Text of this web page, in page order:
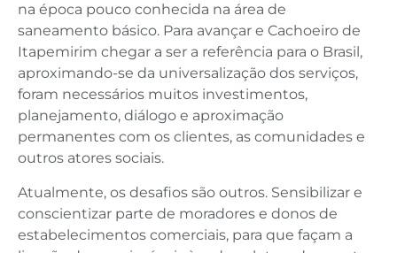
na época pouco conhecida na área de
saneamento básico. Para avançar e Cachoeiro de
Itapemirim chegar a ser a referência para o Brasil,
aproximando-se da universalização dos serviços,
foram necessários muitos investimentos,
planejamento, diálogo e aproximação
permanentes com os clientes, as comunidades e
outros atores sociais.
Atualmente, os desafios são outros. Sensibilizar e
conscientizar parte de moradores e donos de
estabelecimentos comerciais, para que façam a